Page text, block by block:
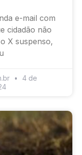
e-mail com
cidadão não
X suspenso,
4 de